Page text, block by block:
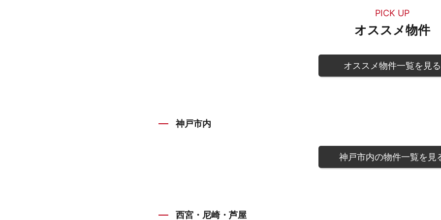
PICK UP
オススメ物件
オススメ物件一覧を見る
神戸市内
神戸市内の物件一覧を見
西宮・尼崎・芦屋